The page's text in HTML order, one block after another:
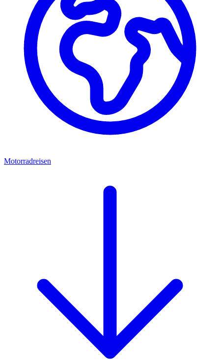
Motorradreisen